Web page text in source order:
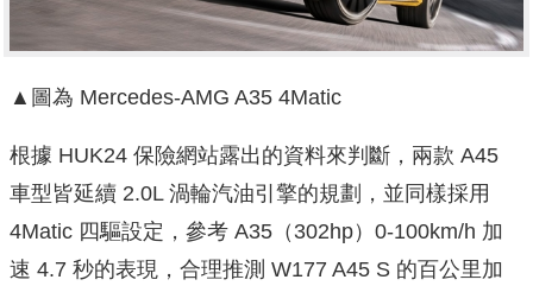
▲圖為 Mercedes-AMG A35 4Matic
根據 HUK24 保險網站露出的資料來判斷，兩款 A45
車型皆延續 2.0L 渦輪汽油引擎的規劃，並同樣採用
4Matic 四驅設定，參考 A35（302hp）0-100km/h 加
速 4.7 秒的表現，合理推測 W177 A45 S 的百公里加